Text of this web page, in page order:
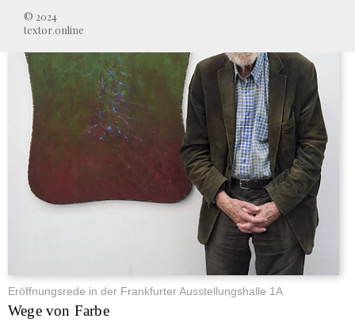
Eröffnungsrede in der Frankfurter Ausstellungshalle 1A
Wege von Farbe
© 2024
textor.online